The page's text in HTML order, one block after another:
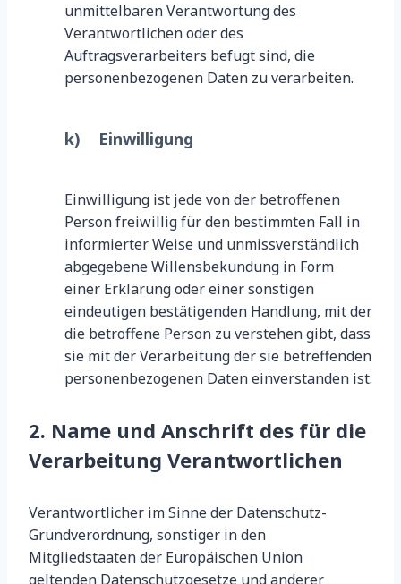
unmittelbaren Verantwortung des
Verantwortlichen oder des
Auftragsverarbeiters befugt sind, die
personenbezogenen Daten zu verarbeiten.
k) Einwilligung
Einwilligung ist jede von der betroffenen
Person freiwillig für den bestimmten Fall in
informierter Weise und unmissverständlich
abgegebene Willensbekundung in Form
einer Erklärung oder einer sonstigen
eindeutigen bestätigenden Handlung, mit der
die betroffene Person zu verstehen gibt, dass
sie mit der Verarbeitung der sie betreffenden
personenbezogenen Daten einverstanden ist.
2. Name und Anschrift des für die
Verarbeitung Verantwortlichen
Verantwortlicher im Sinne der Datenschutz-
Grundverordnung, sonstiger in den
Mitgliedstaaten der Europäischen Union
geltenden Datenschutzgesetze und anderer